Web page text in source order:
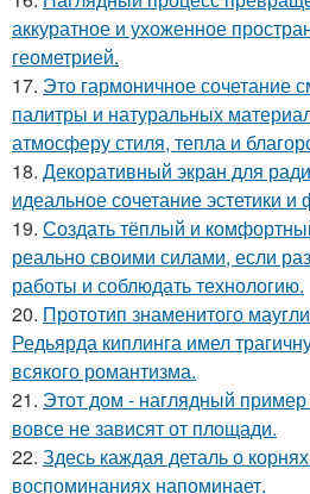
аккуратное и ухоженное
геометрией.
17. Это гармоничное сочетание
палитры и натуральных
атмосферу стиля, тепла и
18. Декоративный экран для
идеальное сочетание эстетики и
19. Создать тёплый и
реально своими силами, если
работы и соблюдать технологию.
20. Прототип знаменитого
Редьярда киплинга имел
всякого романтизма.
21. Этот дом - наглядный
вовсе не зависят от площади.
22. Здесь каждая деталь о
воспоминаниях напоминает.